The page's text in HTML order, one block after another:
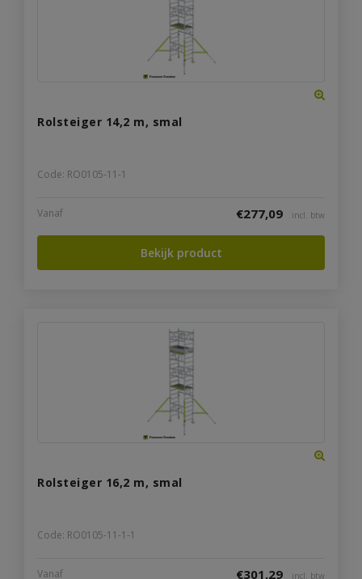
Rolsteiger 14,2 m, smal
Code: RO0105-11-1
Vanaf €277,09 incl. btw
Bekijk product
Rolsteiger 16,2 m, smal
Code: RO0105-11-1-1
Vanaf €301,29 incl. btw